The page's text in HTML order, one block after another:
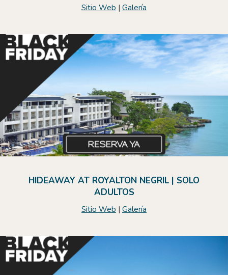
Sitio Web | Galería
HIDEAWAY AT ROYALTON NEGRIL | SOLO
ADULTOS
Sitio Web | Galería